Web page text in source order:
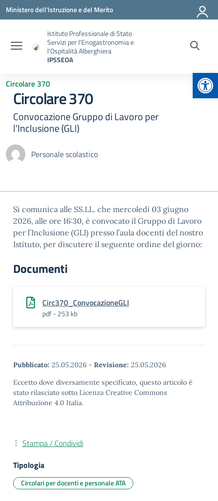
Vai ai contenuti
Vai al menu di navigazione
Vai al footer
Ministero dell'Istruzione e del Merito
Istituto Professionale di Stato
Servizi per l'Enogastronomia e
l'Ospitalità Alberghiera
IPSSEOA
Circolare 370
Circolare 370
Convocazione Gruppo di Lavoro per
l’Inclusione (GLI)
Personale scolastico
Si comunica alle SS.LL. che mercoledì 03 giugno
2026, alle ore 16:30, è convocato il Gruppo di Lavoro
per l’Inclusione (GLI) presso l’aula docenti del nostro
Istituto, per discutere il seguente ordine del giorno:
Documenti
Circ370_ConvocazioneGLI
pdf - 253 kb
Pubblicato: 25.05.2026 - Revisione: 25.05.2026
Eccetto dove diversamente specificato, questo articolo è
stato rilasciato sotto Licenza Creative Commons
Attribuzione 4.0 Italia.
Stampa / Condividi
Tipologia
Circolari per docenti e personale ATA